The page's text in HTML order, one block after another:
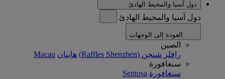
دول آسيا والمحيط الهادئ
دول آسيا والمحيط الهادئ
الصين
رافلز شنجن (Raffles Shenzhen)
هاينان Macau
سنغافورة
سنغافورة Sentosa